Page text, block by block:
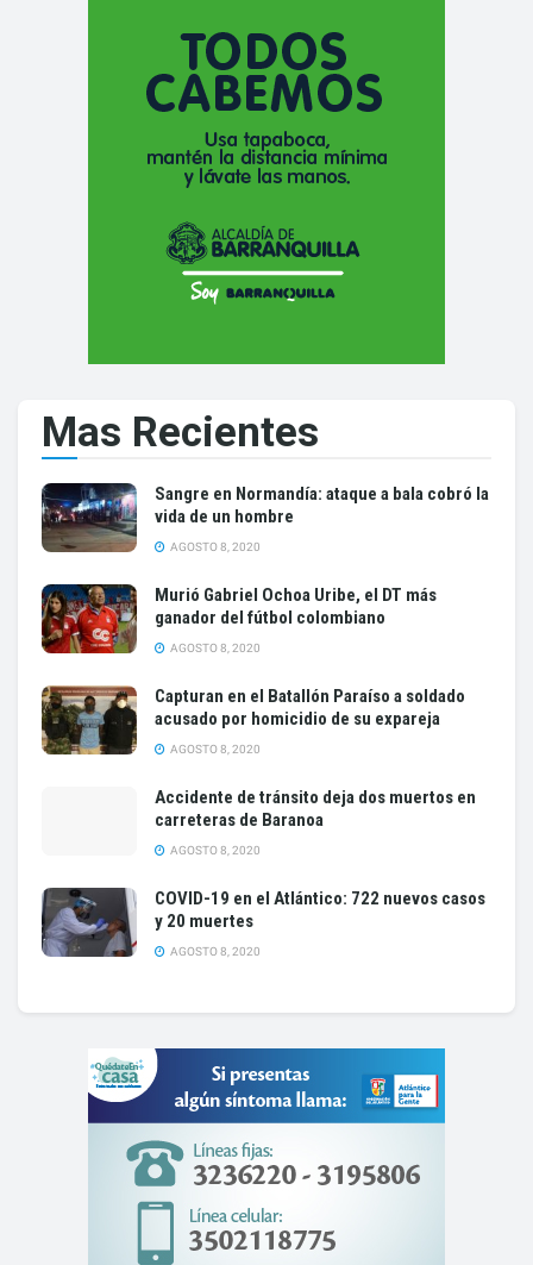
Mas Recientes
Sangre en Normandía: ataque a bala cobró la
vida de un hombre
AGOSTO 8, 2020
Murió Gabriel Ochoa Uribe, el DT más
ganador del fútbol colombiano
AGOSTO 8, 2020
Capturan en el Batallón Paraíso a soldado
acusado por homicidio de su expareja
AGOSTO 8, 2020
Accidente de tránsito deja dos muertos en
carreteras de Baranoa
AGOSTO 8, 2020
COVID-19 en el Atlántico: 722 nuevos casos
y 20 muertes
AGOSTO 8, 2020